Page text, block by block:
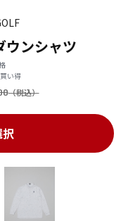
ウンシャツ
い得